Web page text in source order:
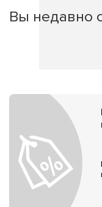
Вы недавно